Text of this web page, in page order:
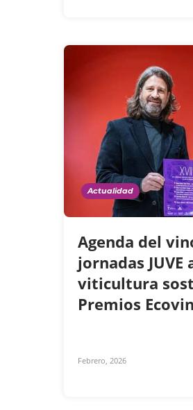
Actualidad
Agenda del
jornadas JUVE
viticultura
Premios
Febrero, 2026